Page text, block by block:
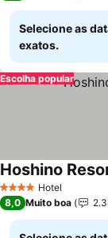
Selecione as
exatos.
Escolha popular
4 EstrelasHotel
Hoshino
8,0 Muito boa